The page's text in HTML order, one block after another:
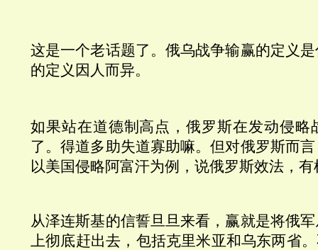
这是一个老话题了。俄乌战争输赢的定义
的定义因人而异。
如果站在道德制高点，俄罗斯在发动侵略
了。得道多助失道寡助嘛。但对俄罗斯而
以美国侵略阿富汗为例，说俄罗斯效法，
从泽连斯基的信誓旦旦来看，赢就是将俄
上彻底赶出去，包括克里米亚和乌东两省